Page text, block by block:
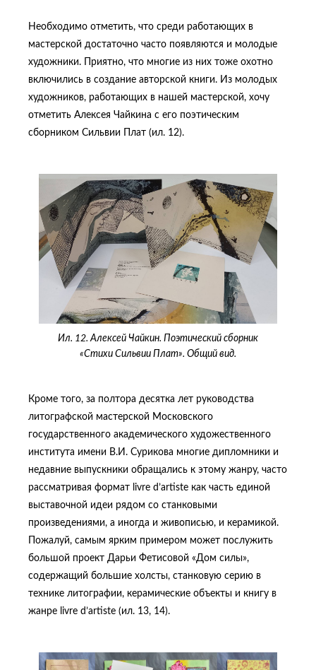
Необходимо отметить, что среди работающих в
мастерской достаточно часто появляются и молодые
художники. Приятно, что многие из них тоже охотно
включились в создание авторской книги. Из молодых
художников, работающих в нашей мастерской, хочу
отметить Алексея Чайкина с его поэтическим
сборником Сильвии Плат (ил. 12).
Ил. 12. Алексей Чайкин. Поэтический сборник
«Стихи Сильвии Плат». Общий вид.
Кроме того, за полтора десятка лет руководства
литографской мастерской Московского
государственного академического художественного
института имени В.И. Сурикова многие дипломники и
недавние выпускники обращались к этому жанру, часто
рассматривая формат livre d’artiste как часть единой
выставочной идеи рядом со станковыми
произведениями, а иногда и живописью, и керамикой.
Пожалуй, самым ярким примером может послужить
большой проект Дарьи Фетисовой «Дом силы»,
содержащий большие холсты, станковую серию в
технике литографии, керамические объекты и книгу в
жанре livre d’artiste (ил. 13, 14).